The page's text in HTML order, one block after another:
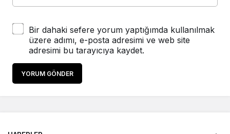
Bir dahaki sefere yorum yaptığımda kullanılmak
üzere adımı, e-posta adresimi ve web site
adresimi bu tarayıcıya kaydet.
YORUM GÖNDER